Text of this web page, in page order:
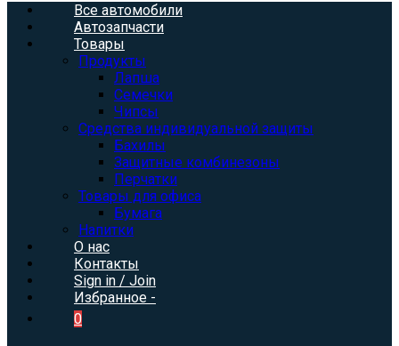
Все автомобили
Автозапчасти
Товары
Продукты
Лапша
Семечки
Чипсы
Средства индивидуальной защиты
Бахилы
Защитные комбинезоны
Перчатки
Товары для офиса
Бумага
Напитки
О нас
Контакты
Sign in / Join
Избранное -
0